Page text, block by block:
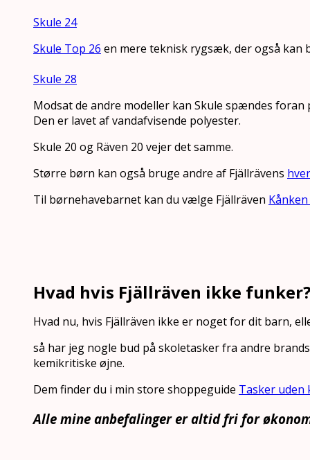
Skule 24
Skule Top 26 en mere teknisk rygsæk, der også kan
Skule 28
Modsat de andre modeller kan Skule spændes
Den er lavet af vandafvisende polyester.
Skule 20 og Räven 20 vejer det samme.
Større børn kan også bruge andre af Fjällrävens
Til børnehavebarnet kan du vælge Fjällräven
Hvad hvis Fjällräven ikke
Hvad nu, hvis Fjällräven ikke er noget for dit barn,
så har jeg nogle bud på skoletasker fra andre
kemikritiske øjne.
Dem finder du i min store shoppeguide Tasker uden
Alle mine anbefalinger er altid fri for